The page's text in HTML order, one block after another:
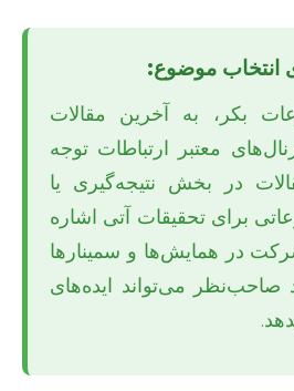
انتخاب موضوع:
بکر، به آخرین مقالات
معتبر ارتباطات توجه
در بخش نتیجه‌گیری یا
برای تحقیقات آتی اشاره
در همایش‌ها و سمینارها
صاحب‌نظر می‌تواند ایده‌های